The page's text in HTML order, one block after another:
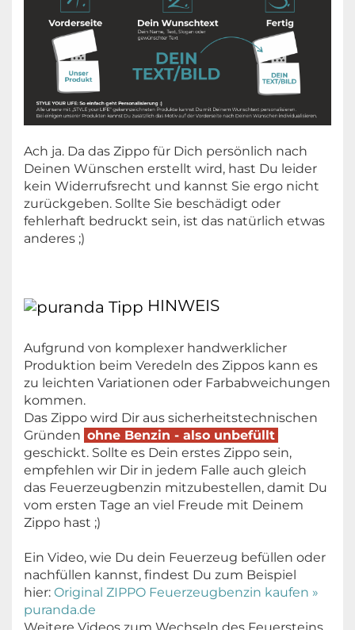
Ach ja. Da das Zippo für Dich persönlich nach
Deinen Wünschen erstellt wird, hast Du leider
kein Widerrufsrecht und kannst Sie ergo nicht
zurückgeben. Sollte Sie beschädigt oder
fehlerhaft bedruckt sein, ist das natürlich etwas
anderes ;)
HINWEIS
Aufgrund von komplexer handwerklicher
Produktion beim Veredeln des Zippos kann es
zu leichten Variationen oder Farbabweichungen
kommen.
Das Zippo wird Dir aus sicherheitstechnischen
Gründen ohne Benzin - also unbefüllt
geschickt. Sollte es Dein erstes Zippo sein,
empfehlen wir Dir in jedem Falle auch gleich
das Feuerzeugbenzin mitzubestellen, damit Du
vom ersten Tage an viel Freude mit Deinem
Zippo hast ;)
Ein Video, wie Du dein Feuerzeug befüllen oder
nachfüllen kannst, findest Du zum Beispiel
hier: Original ZIPPO Feuerzeugbenzin kaufen »
puranda.de
Weitere Videos zum Wechseln des Feuersteins,